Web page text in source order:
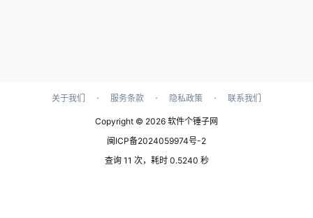
关于我们 · 服务条款 · 隐私政策 · 联系我们
Copyright © 2026 软件个锤子网
闽ICP备2024059974号-2
查询 11 次，耗时 0.5240 秒